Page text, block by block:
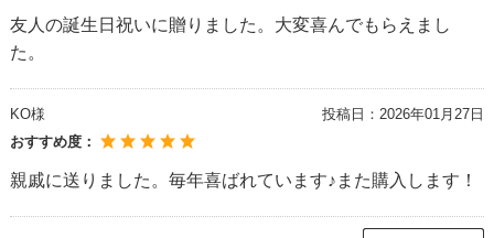
友人の誕生日祝いに贈りました。大変喜んでもらえまし
た。
KO様 投稿日： 2026年01月27日
おすすめ度：
親戚に送りました。毎年喜ばれています♪また購入します！